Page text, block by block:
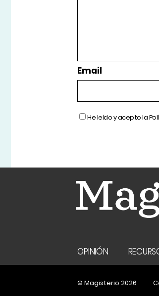
Email
He leído y acepto la
OPINIÓN
© Magisterio 2026